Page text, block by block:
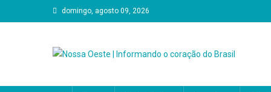
to
domingo, agosto 09, 2026
política, economia, cultura, eventos e tudo o que